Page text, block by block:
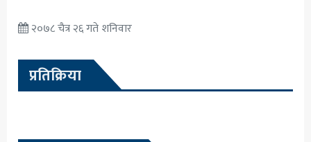
२०७८ चैत्र २६ गते शनिवार
प्रतिक्रिया